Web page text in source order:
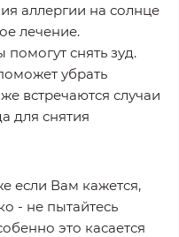
аллергии на солнце
лечение.
снять зуд.
убрать
встречаются случаи
для снятия
если Вам кажется,
- не пытайтесь
это касается